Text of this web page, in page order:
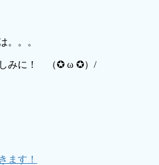
。。。
しみに！ （✪ ω ✪）/
ます！